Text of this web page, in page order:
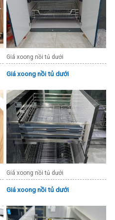
Giá xoong nồi tủ dưới
Giá xoong nồi tủ dưới
Giá xoong nồi tủ dưới
Giá xoong nồi tủ dưới